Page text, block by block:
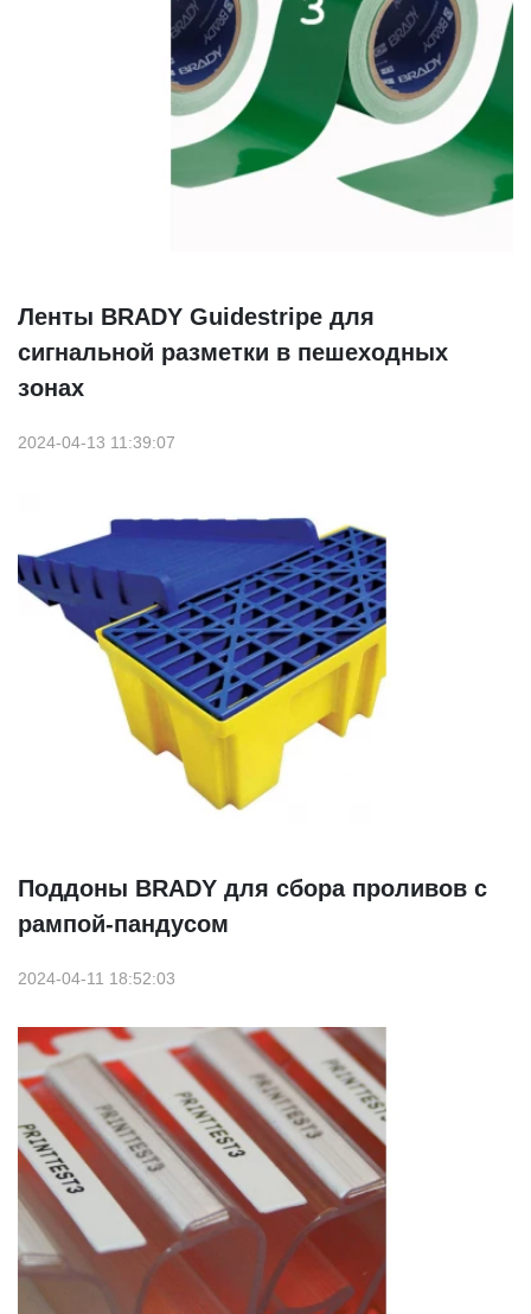
Ленты BRADY Guidestripe для
сигнальной разметки в пешеходных
зонах
2024-04-13 11:39:07
Поддоны BRADY для сбора проливов с
рампой-пандусом
2024-04-11 18:52:03